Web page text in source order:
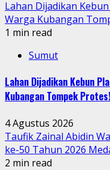
Lahan Dijadikan
Warga Kubangan
1 min read
Sumut
Lahan Dijadikan Kebun
Kubangan Tompek Protes!
4 Agustus 2026
Taufik Zainal Abidin
ke-50 Tahun 2026
2 min read